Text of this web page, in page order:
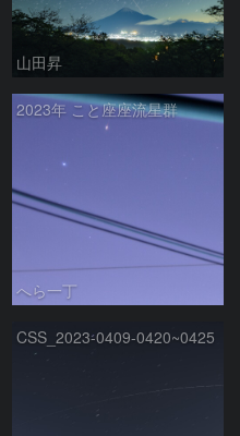
山田昇
2023年 こと座座流星群
へら一丁
CSS_2023-0409-0420~0425